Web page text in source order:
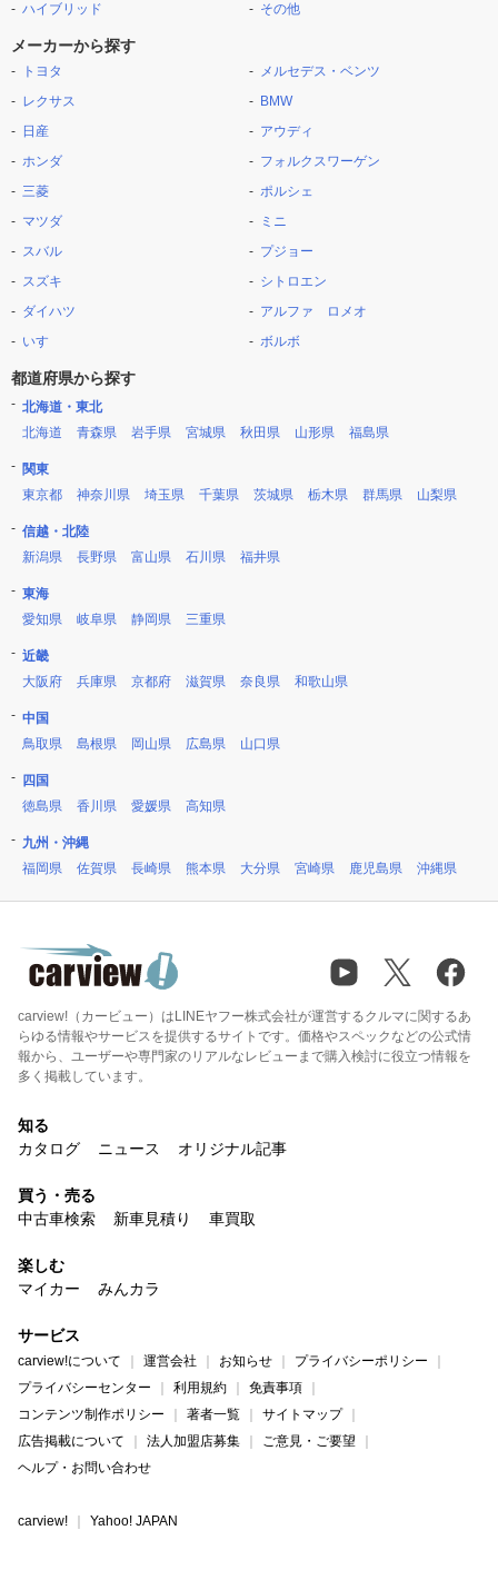
ハイブリッド
その他
メーカーから探す
トヨタ
レクサス
日産
ホンダ
三菱
マツダ
スバル
スズキ
ダイハツ
いすゞ
メルセデス・ベンツ
BMW
アウディ
フォルクスワーゲン
ポルシェ
ミニ
プジョー
シトロエン
アルファ ロメオ
ボルボ
都道府県から探す
北海道・東北
北海道
青森県 岩手県 宮城県 秋田県 山形県 福島県
関東
東京都
神奈川県 埼玉県 千葉県 茨城県 栃木県 群馬県 山梨県
信越・北陸
新潟県
長野県 富山県 石川県 福井県
東海
愛知県
岐阜県 静岡県 三重県
近畿
大阪府
兵庫県 京都府 滋賀県 奈良県 和歌山県
中国
鳥取県
島根県 岡山県 広島県 山口県
四国
徳島県
香川県 愛媛県 高知県
九州・沖縄
福岡県
佐賀県 長崎県 熊本県 大分県 宮崎県 鹿児島県 沖縄県
carview!（カービュー）はLINEヤフー株式会社が運営するクルマに関するあ
らゆる情報やサービスを提供するサイトです。価格やスペックなどの公式情
報から、ユーザーや専門家のリアルなレビューまで購入検討に役立つ情報を
多く掲載しています。
知る
カタログ
ニュース オリジナル記事
買う・売る
中古車検索
新車見積り 車買取
楽しむ
マイカー
みんカラ
サービス
carview!について 運営会社 お知らせ
プライバシーポリシー
プライバシーセンター
利用規約
免責事項
コンテンツ制作ポリシー
著者一覧
サイトマップ
広告掲載について
法人加盟店募集
ご意見・ご要望
ヘルプ・お問い合わせ
carview! Yahoo! JAPAN